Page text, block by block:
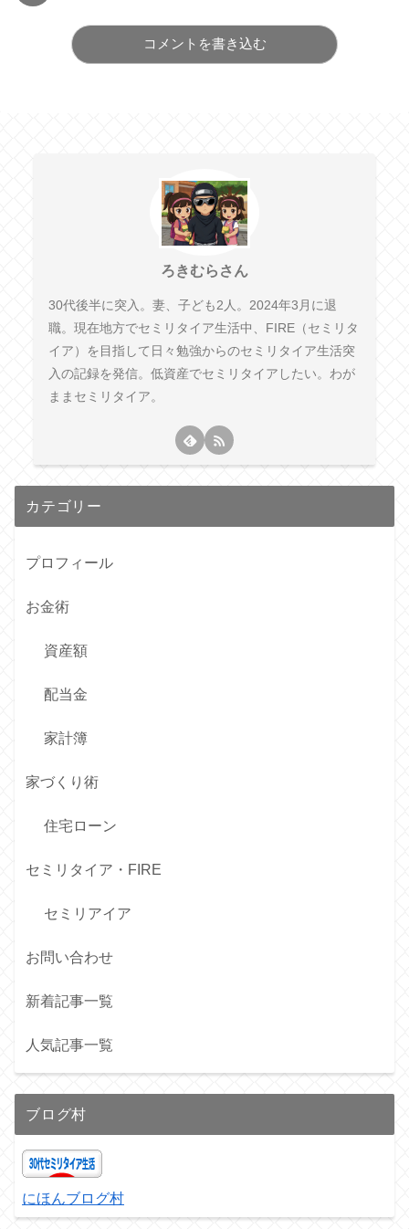
コメントを書き込む
ろきむらさん
30代後半に突入。妻、子ども2人。2024年3月に退
職。現在地方でセミリタイア生活中、FIRE（セミリタ
イア）を目指して日々勉強からのセミリタイア生活突
入の記録を発信。低資産でセミリタイアしたい。わが
ままセミリタイア。
カテゴリー
プロフィール
お金術
資産額
配当金
家計簿
家づくり術
住宅ローン
セミリタイア・FIRE
セミリアイア
お問い合わせ
新着記事一覧
人気記事一覧
ブログ村
にほんブログ村